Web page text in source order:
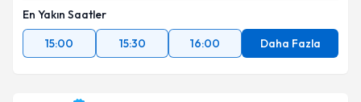
En Yakın Saatler
15:00
15:30 16:00 Daha Fazla